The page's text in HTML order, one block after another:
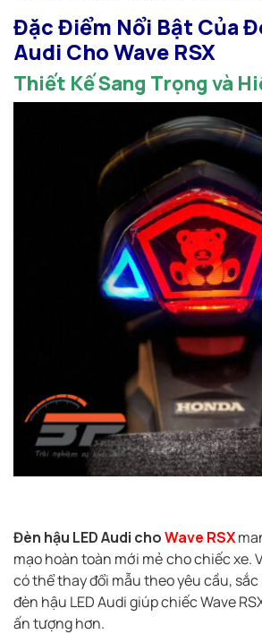
Đặc Điểm Nổi Bật Của
Audi Cho Wave RSX
Thiết Kế Sang Trọng và
Đèn hậu LED Audi choWave RSX
mạo hoàn toàn mới mẻ cho chiếc xe.
có thể thay đổi mẫu theo yêu cầu,
đèn hậu LED Audi giúp chiếc Wave
ấn tượng hơn.